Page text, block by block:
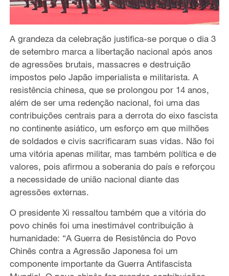
A grandeza da celebração justifica-se porque o dia 3
de setembro marca a libertação nacional após anos
de agressões brutais, massacres e destruição
impostos pelo Japão imperialista e militarista. A
resistência chinesa, que se prolongou por 14 anos,
além de ser uma redenção nacional, foi uma das
contribuições centrais para a derrota do eixo fascista
no continente asiático, um esforço em que milhões
de soldados e civis sacrificaram suas vidas. Não foi
uma vitória apenas militar, mas também política e de
valores, pois afirmou a soberania do país e reforçou
a necessidade de união nacional diante das
agressões externas.
O presidente Xi ressaltou também que a vitória do
povo chinês foi uma inestimável contribuição à
humanidade: “A Guerra de Resistência do Povo
Chinês contra a Agressão Japonesa foi um
componente importante da Guerra Antifascista